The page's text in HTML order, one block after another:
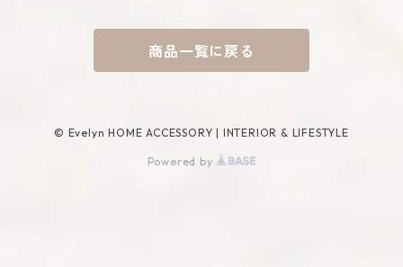
Incense Accessory
商品一覧に戻る
© Evelyn HOME ACCESSORY | INTERIOR & LIFESTYLE
Powered by